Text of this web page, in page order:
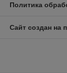
Политика
Сайт создан на